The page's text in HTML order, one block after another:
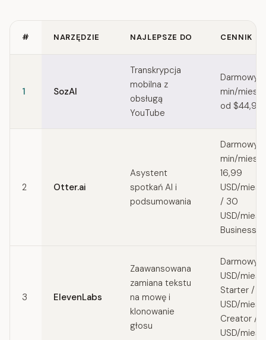
# NARZĘDZIE NAJLEPSZE DO CENNIK
1 SozAI
Transkrypcja
mobilna z
obsługą
YouTube
Darmowy
min/
od
2 Otter.ai
Asystent
spotkań AI i
podsumowania
Darmowy
min/
16,99
USD/
/ 30
USD/
Business
3 ElevenLabs
Zaawansowana
zamiana tekstu
na mowę i
klonowanie
głosu
Darmowy
USD/
Starter / 22
USD/
Creator /
USD/